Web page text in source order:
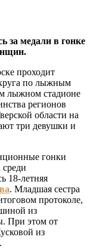
за медали в гонке
проходит
по лыжным
лыжном стадионе
регионов
области на
три девушки и
гонки
среди
18-летняя
. Младшая сестра
протоколе,
из
При этом от
из